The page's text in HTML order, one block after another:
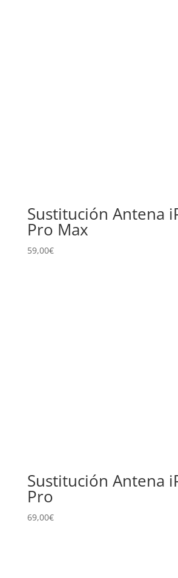
Sustitución Antena
Pro Max
59,00€
Sustitución Antena
Pro
69,00€